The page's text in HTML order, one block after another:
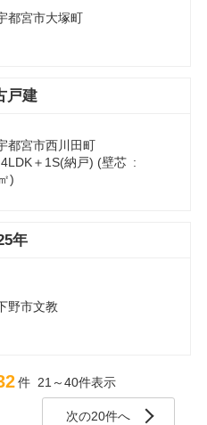
都宮市大塚町
戸建
都宮市西川田町
＋1S(納戸) (壁芯 :
)
年
野市文教
件 21～40件表示
次の20件へ